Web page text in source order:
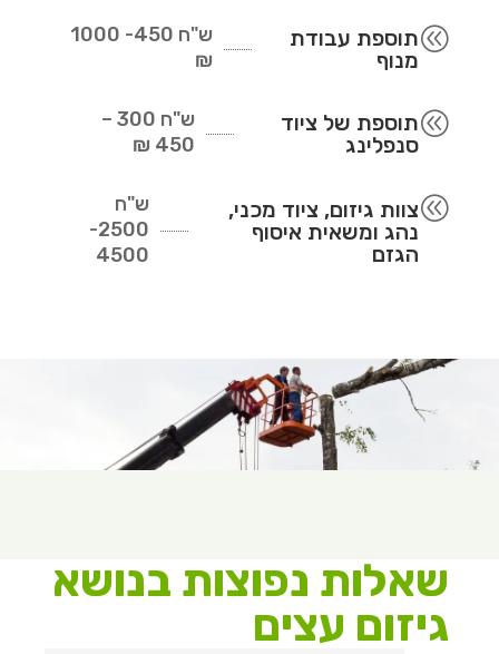
@תוספת עבודת
מנוף
ש"ח
450- 1000
₪
@תוספת של ציוד
סנפלינג
ש"ח
300 –
450 ₪
@צוות גיזום, ציוד מכני,
נהג ומשאית איסוף
הגזם
ש"ח
2500-
4500
שאלות נפוצות בנושא
גיזום עצים